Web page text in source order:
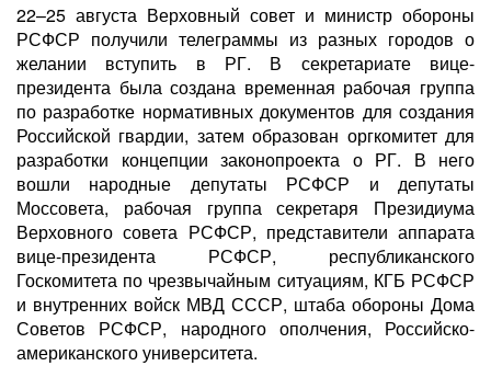
22–25 августа Верховный совет и министр обороны
РСФСР получили телеграммы из разных городов о
желании вступить в РГ. В секретариате вице-
президента была создана временная рабочая группа
по разработке нормативных документов для создания
Российской гвардии, затем образован оргкомитет для
разработки концепции законопроекта о РГ. В него
вошли народные депутаты РСФСР и депутаты
Моссовета, рабочая группа секретаря Президиума
Верховного совета РСФСР, представители аппарата
вице-президента РСФСР, республиканского
Госкомитета по чрезвычайным ситуациям, КГБ РСФСР
и внутренних войск МВД СССР, штаба обороны Дома
Советов РСФСР, народного ополчения, Российско-
американского университета.